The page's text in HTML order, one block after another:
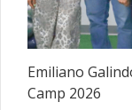
Emiliano
Camp 2026